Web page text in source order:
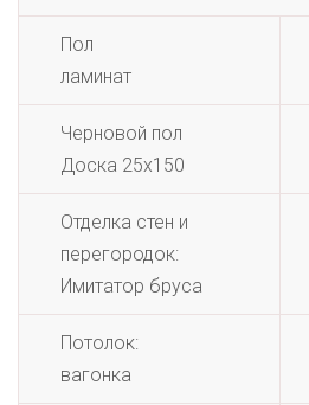
Пол
ламинат
Черновой пол
Доска 25х150
Отделка стен и
перегородок:
Имитатор бруса
Потолок:
вагонка